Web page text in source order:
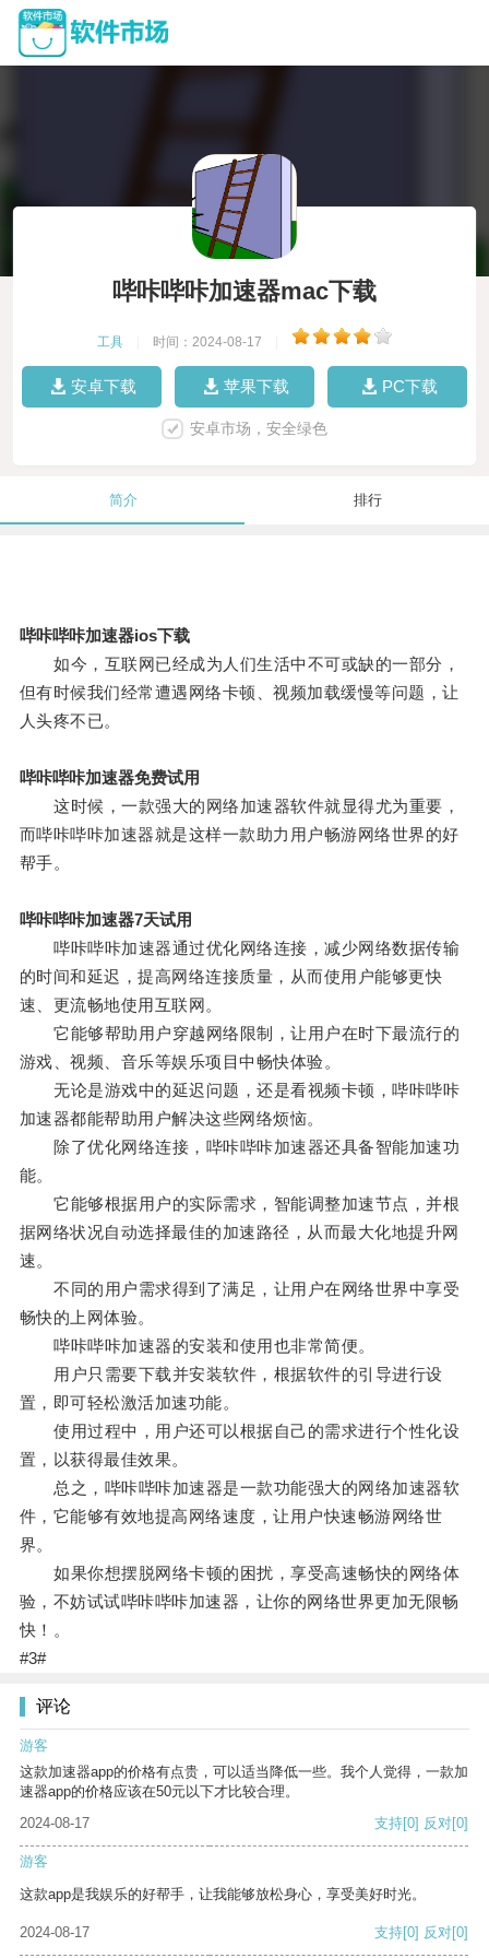
哔咔哔咔加速器mac下载
工具 时间：2024-08-17
安卓下载 苹果下载 PC下载
安卓市场，安全绿色
简介 排行
哔咔哔咔加速器ios下载
如今，互联网已经成为人们生活中不可或缺的一部分，
但有时候我们经常遭遇网络卡顿、视频加载缓慢等问题，让
人头疼不已。
哔咔哔咔加速器免费试用
这时候，一款强大的网络加速器软件就显得尤为重要，
而哔咔哔咔加速器就是这样一款助力用户畅游网络世界的好
帮手。
哔咔哔咔加速器7天试用
哔咔哔咔加速器通过优化网络连接，减少网络数据传输
的时间和延迟，提高网络连接质量，从而使用户能够更快
速、更流畅地使用互联网。
它能够帮助用户穿越网络限制，让用户在时下最流行的
游戏、视频、音乐等娱乐项目中畅快体验。
无论是游戏中的延迟问题，还是看视频卡顿，哔咔哔咔
加速器都能帮助用户解决这些网络烦恼。
除了优化网络连接，哔咔哔咔加速器还具备智能加速功
能。
它能够根据用户的实际需求，智能调整加速节点，并根
据网络状况自动选择最佳的加速路径，从而最大化地提升网
速。
不同的用户需求得到了满足，让用户在网络世界中享受
畅快的上网体验。
哔咔哔咔加速器的安装和使用也非常简便。
用户只需要下载并安装软件，根据软件的引导进行设
置，即可轻松激活加速功能。
使用过程中，用户还可以根据自己的需求进行个性化设
置，以获得最佳效果。
总之，哔咔哔咔加速器是一款功能强大的网络加速器软
件，它能够有效地提高网络速度，让用户快速畅游网络世
界。
如果你想摆脱网络卡顿的困扰，享受高速畅快的网络体
验，不妨试试哔咔哔咔加速器，让你的网络世界更加无限畅
快！。
#3#
评论
游客
这款加速器app的价格有点贵，可以适当降低一些。我个人觉得，一款加
速器app的价格应该在50元以下才比较合理。
2024-08-17
支持[0] 反对[0]
游客
这款app是我娱乐的好帮手，让我能够放松身心，享受美好时光。
2024-08-17 支持[0] 反对[0]